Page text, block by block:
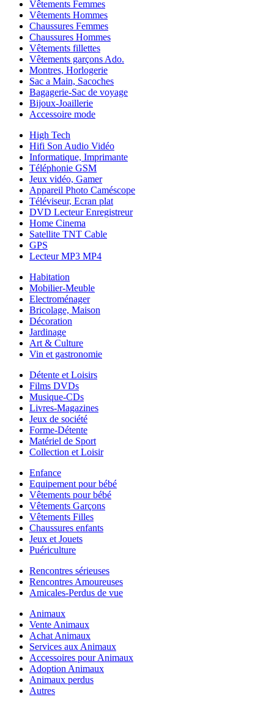
Vêtements Femmes
Vêtements Hommes
Chaussures Femmes
Chaussures Hommes
Vêtements fillettes
Vêtements garçons Ado.
Montres, Horlogerie
Sac a Main, Sacoches
Bagagerie-Sac de voyage
Bijoux-Joaillerie
Accessoire mode
High Tech
Hifi Son Audio Vidéo
Informatique, Imprimante
Téléphonie GSM
Jeux vidéo, Gamer
Appareil Photo Caméscope
Téléviseur, Ecran plat
DVD Lecteur Enregistreur
Home Cinema
Satellite TNT Cable
GPS
Lecteur MP3 MP4
Habitation
Mobilier-Meuble
Electroménager
Bricolage, Maison
Décoration
Jardinage
Art & Culture
Vin et gastronomie
Détente et Loisirs
Films DVDs
Musique-CDs
Livres-Magazines
Jeux de société
Forme-Détente
Matériel de Sport
Collection et Loisir
Enfance
Equipement pour bébé
Vêtements pour bébé
Vêtements Garçons
Vêtements Filles
Chaussures enfants
Jeux et Jouets
Puériculture
Rencontres sérieuses
Rencontres Amoureuses
Amicales-Perdus de vue
Animaux
Vente Animaux
Achat Animaux
Services aux Animaux
Accessoires pour Animaux
Adoption Animaux
Animaux perdus
Autres